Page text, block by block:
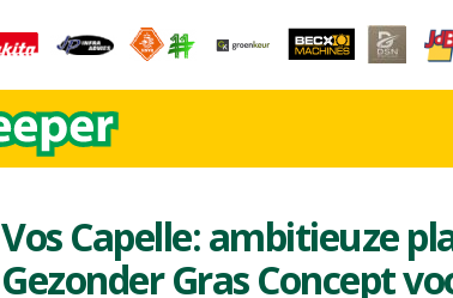
Vos Capelle: ambitieuze
Gezonder Gras Concept